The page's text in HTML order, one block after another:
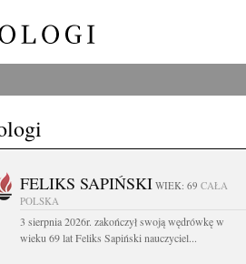
FELIKS SAPIŃSKI WIEK: 69 CAŁA
POLSKA
3 sierpnia 2026r. zakończył swoją wędrówkę w
wieku 69 lat Feliks Sapiński nauczyciel...